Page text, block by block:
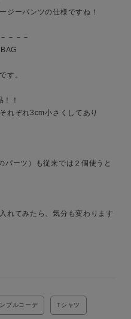
ジーパンツの仕様ですね！
－－－
す。
！
れぞれ3cm小さくしてあり
パーツ）も従来では２個使うと
れてみたら、気分も変わります
プルコーデ Tシャツ